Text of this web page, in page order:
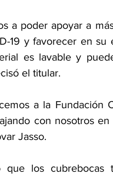
a poder apoyar a
19 y favorecer en
es lavable y
el titular.
a la Fundación
con nosotros
Jasso.
que los